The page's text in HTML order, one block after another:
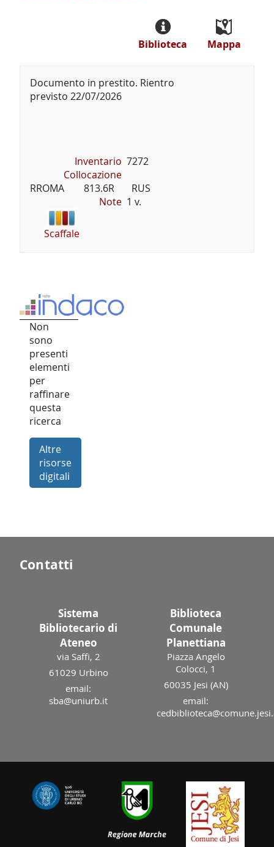
Mappa
Biblioteca
Documento in prestito. Rientro
previsto 22/07/2026
Inventario 7272
Collocazione
RROMA        813.6R       RUS
Note 1 v.
Scaffale
Non
sono
presenti
elementi
per
raffinare
questa
ricerca
Altre
risorse
digitali
Contatti
Sistema
Bibliotecario di
Ateneo
via Saffi, 2
61029 Urbino
email:
sba@uniurb.it
Biblioteca
Comunale
Planettiana
Piazza Angelo
Colocci, 1
60035 Jesi (AN)
email: